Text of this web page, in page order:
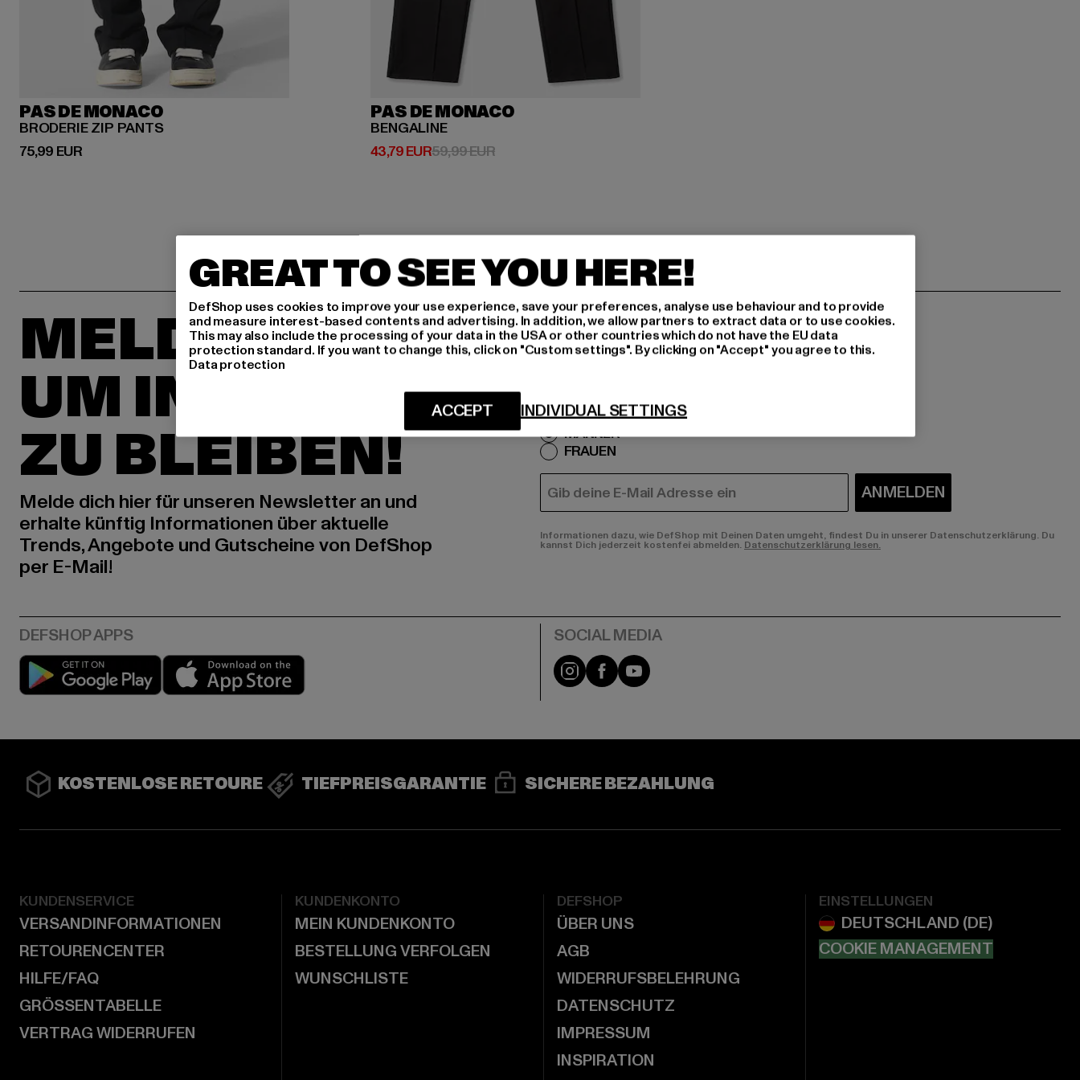
PAS DE MONACO
BRODERIE ZIP PANTS
75,99 EUR
Derzeitiger Preis: 75,99 EUR
PAS DE MONACO
BENGALINE
43,79 EUR
Derzeitiger Preis: 43,79 EUR
59,99 EURAktionspreis: 59,99 EUR
MELDE DICH AN,
UM INSPIRIERT
ZU BLEIBEN!
Melde dich hier für unseren Newsletter an und
erhalte künftig Informationen über aktuelle
Trends, Angebote und Gutscheine von DefShop
per E-Mail!
An welchen Produkten bist du interessiert?
MÄNNER
FRAUEN
E-MAIL ANMELDEN
Informationen dazu, wie DefShop mit Deinen Daten umgeht, findest Du in unserer Datenschutzerklärung. Du
kannst Dich jederzeit kostenfei abmelden. Datenschutzerklärung lesen.
Play market Instagram
FacebookYouTube
KOSTENLOSE RETOURE TIEFPREISGARANTIE SICHERE BEZAHLUNG
KUNDENSERVICE
VERSANDINFORMATIONEN
RETOURENCENTER
HILFE/FAQ
GRÖSSENTABELLE
VERTRAG WIDERRUFEN
KUNDENKONTO
MEIN KUNDENKONTO
BESTELLUNG VERFOLGEN
WUNSCHLISTE
DEFSHOP
ÜBER UNS
AGB
WIDERRUFSBELEHRUNG
DATENSCHUTZ
IMPRESSUM
INSPIRATION
EINSTELLUNGEN
COOKIE MANAGEMENT
GREAT TO SEE YOU HERE!
DefShop uses cookies to improve your use experience, save your preferences, analyse use behaviour and to provide
and measure interest-based contents and advertising. In addition, we allow partners to extract data or to use cookies.
This may also include the processing of your data in the USA or other countries which do not have the EU data
protection standard. If you want to change this, click on "Custom settings". By clicking on "Accept" you agree to this.
Data protection
INDIVIDUAL SETTINGS
ACCEPT